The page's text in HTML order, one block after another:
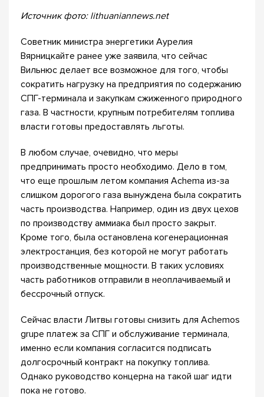
Источник фото: lithuaniannews.net
Советник министра энергетики Аурелия
Вярницкайте ранее уже заявила, что сейчас
Вильнюс делает все возможное для того, чтобы
сократить нагрузку на предприятия по содержанию
СПГ-терминала и закупкам сжиженного природного
газа. В частности, крупным потребителям топлива
власти готовы предоставлять льготы.
В любом случае, очевидно, что меры
предпринимать просто необходимо. Дело в том,
что еще прошлым летом компания Achema из-за
слишком дорогого газа вынуждена была сократить
часть производства. Например, один из двух цехов
по производству аммиака был просто закрыт.
Кроме того, была остановлена когенерационная
электростанция, без которой не могут работать
производственные мощности. В таких условиях
часть работников отправили в неоплачиваемый и
бессрочный отпуск.
Сейчас власти Литвы готовы снизить для Achemos
grupe платеж за СПГ и обслуживание терминала,
именно если компания согласится подписать
долгосрочный контракт на покупку топлива.
Однако руководство концерна на такой шаг идти
пока не готово.